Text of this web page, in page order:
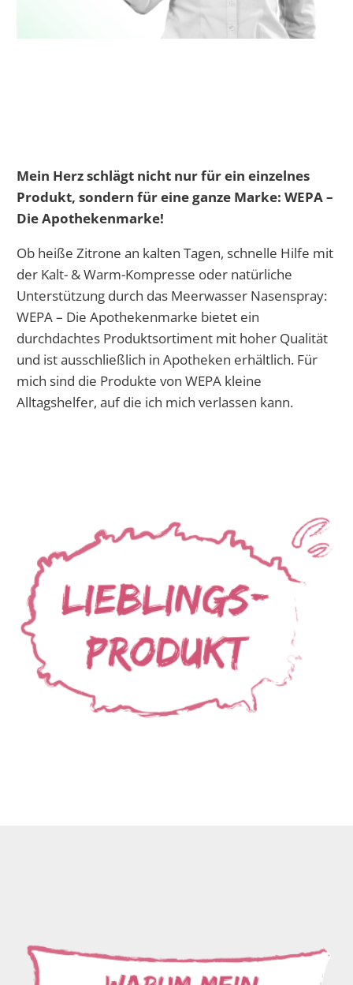
Mein Herz schlägt nicht nur für ein einzelnes
Produkt, sondern für eine ganze Marke: WEPA –
Die Apothekenmarke!
Ob heiße Zitrone an kalten Tagen, schnelle Hilfe mit
der Kalt- & Warm-Kompresse oder natürliche
Unterstützung durch das Meerwasser Nasenspray:
WEPA – Die Apothekenmarke bietet ein
durchdachtes Produktsortiment mit hoher Qualität
und ist ausschließlich in Apotheken erhältlich. Für
mich sind die Produkte von WEPA kleine
Alltagshelfer, auf die ich mich verlassen kann.